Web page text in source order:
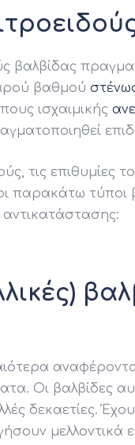
βαλβίδας
βαθμού
ισχαιμικής
τις επιθυμίες
παρακάτω τύποι
Οι βαλβίδες
δεκαετίες.
μελλοντικά